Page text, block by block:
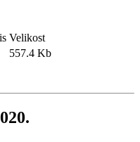
Velikost
557.4 Kb